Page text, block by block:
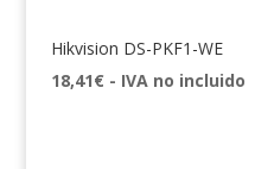
Hikvision DS-PKF1-WE
18,41€ - IVA no incluido